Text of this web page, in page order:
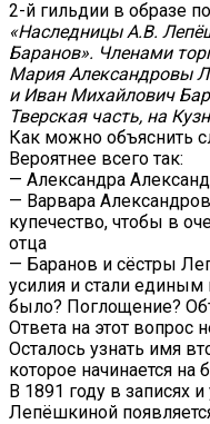
2-й гильдии в образе
«Наследницы А.В.
Баранов». Членами
Мария Александровы
и Иван Михайлович
Тверская часть, на
Как можно объяснить
Вероятнее всего так:
— Александра
— Варвара
купечество, чтобы в
отца
— Баранов и сёстры
усилия и стали
было? Поглощение?
Ответа на этот вопрос
Осталось узнать имя
которое начинается на
В 1891 году в записях
Лепёшкиной